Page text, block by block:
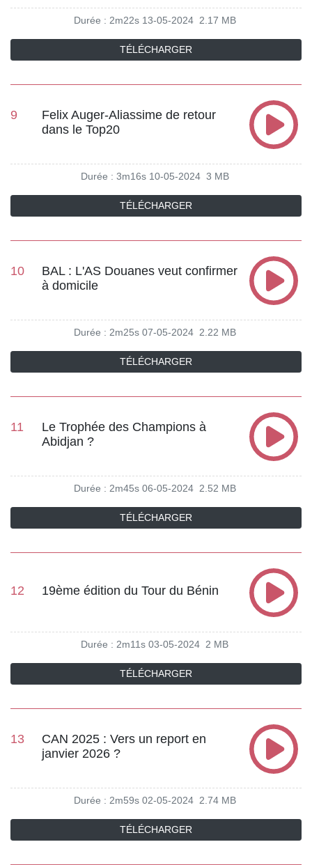
Durée : 2m22s 13-05-2024 2.17 MB
TÉLÉCHARGER
9
Felix Auger-Aliassime de retour
dans le Top20
Durée : 3m16s 10-05-2024 3 MB
TÉLÉCHARGER
10
BAL : L'AS Douanes veut confirmer
à domicile
Durée : 2m25s 07-05-2024 2.22 MB
TÉLÉCHARGER
11
Le Trophée des Champions à
Abidjan ?
Durée : 2m45s 06-05-2024 2.52 MB
TÉLÉCHARGER
12 19ème édition du Tour du Bénin
Durée : 2m11s 03-05-2024 2 MB
TÉLÉCHARGER
13
CAN 2025 : Vers un report en
janvier 2026 ?
Durée : 2m59s 02-05-2024 2.74 MB
TÉLÉCHARGER